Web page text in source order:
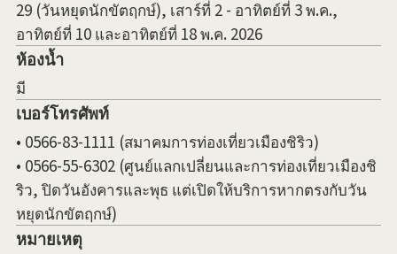
29 (วันหยุดนักขัตฤกษ์), เสาร์ที่ 2 - อาทิตย์ที่ 3 พ.ค.,
อาทิตย์ที่ 10 และอาทิตย์ที่ 18 พ.ค. 2026
ห้องน้ำ
มี
เบอร์โทรศัพท์
• 0566-83-1111 (สมาคมการท่องเที่ยวเมืองชิริว)
• 0566-55-6302 (ศูนย์แลกเปลี่ยนและการท่องเที่ยวเมืองชิ
ริว, ปิดวันอังคารและพุธ แต่เปิดให้บริการหากตรงกับวัน
หยุดนักขัตฤกษ์)
หมายเหตุ